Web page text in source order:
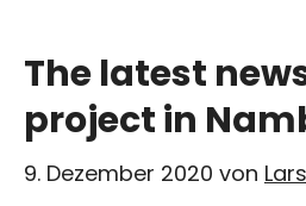
The latest
project in
9. Dezember 2020 von Lars